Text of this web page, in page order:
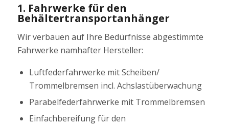
1. Fahrwerke für den
Behältertransportanhänger
Wir verbauen auf Ihre Bedürfnisse abgestimmte
Fahrwerke namhafter Hersteller:
Luftfederfahrwerke mit Scheiben/
Trommelbremsen incl. Achslastüberwachung
Parabelfederfahrwerke mit Trommelbremsen
Einfachbereifung für den